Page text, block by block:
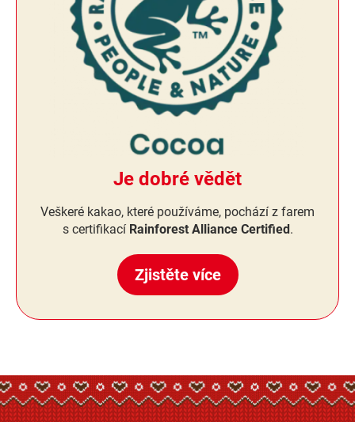
Je dobré vědět
Veškeré kakao, které používáme, pochází z farem
s certifikací Rainforest Alliance Certified.
Zjistěte více